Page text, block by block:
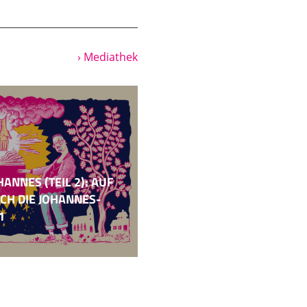
kennen. Da
Riesenreich erstmals
Es waren sicher
Ein Tempel, den
sind alle Götter von
Oder zur
also nicht
mehr als 700
an Texten und bisher
› Mediathek
(TEIL 2): AUF
DIE JOHANNES-